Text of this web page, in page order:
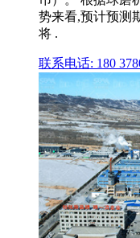
势来看,预计预测
将 .
联系电话: 180